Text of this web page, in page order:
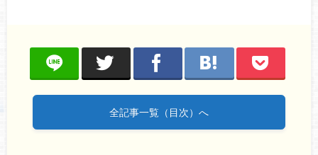
全記事一覧（目次）へ